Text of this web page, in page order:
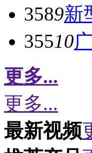
3589新
35510
更多...
更多...
最新视频